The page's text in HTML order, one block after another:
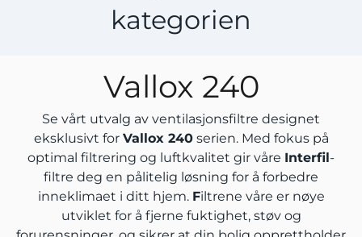
kategorien
Vallox 240
Se vårt utvalg av ventilasjonsfiltre designet
eksklusivt for Vallox 240serien. Med fokus på
optimal filtrering og luftkvalitet gir våre Interfil-
filtre deg en pålitelig løsning for å forbedre
inneklimaet i ditt hjem. Filtrene våre er nøye
utviklet for å fjerne fuktighet, støv og